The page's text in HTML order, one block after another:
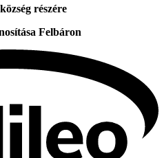
részére
Felbáron